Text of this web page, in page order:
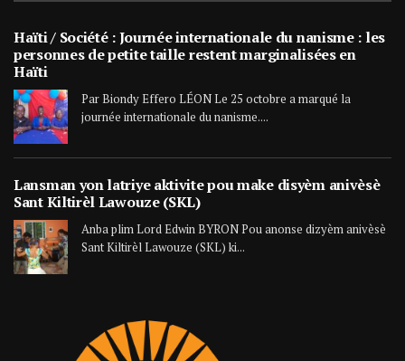
Haïti / Société : Journée internationale du nanisme : les
personnes de petite taille restent marginalisées en
Haïti
Par Biondy Effero LÉON Le 25 octobre a marqué la
journée internationale du nanisme....
Lansman yon latriye aktivite pou make disyèm anivèsè
Sant Kiltirèl Lawouze (SKL)
Anba plim Lord Edwin BYRON Pou anonse dizyèm anivèsè
Sant Kiltirèl Lawouze (SKL) ki...